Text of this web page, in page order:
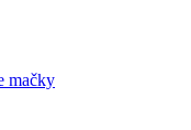
mačky